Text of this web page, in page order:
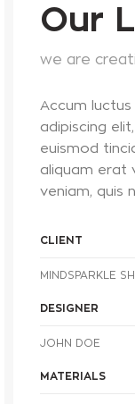
Our
we are
Accum
adipiscing
euismod
aliquam erat
veniam, quis
CLIENT
MINDSPARKLE
DESIGNER
JOHN DOE
MATERIALS